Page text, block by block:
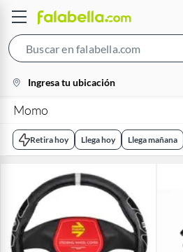
Bar
location-
icon
Ingresa tu ubicación
Momo
Retira hoy Llega hoy Llega mañana